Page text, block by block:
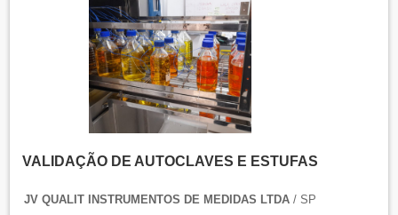
VALIDAÇÃO DE AUTOCLAVES E ESTUFAS
JV QUALIT INSTRUMENTOS DE MEDIDAS LTDA/ SP